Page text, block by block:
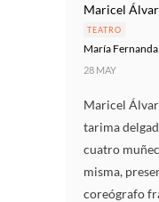
Maricel
TEATRO
María
28 MAY
Maricel
tarima
cuatro
misma,
coreógrafo